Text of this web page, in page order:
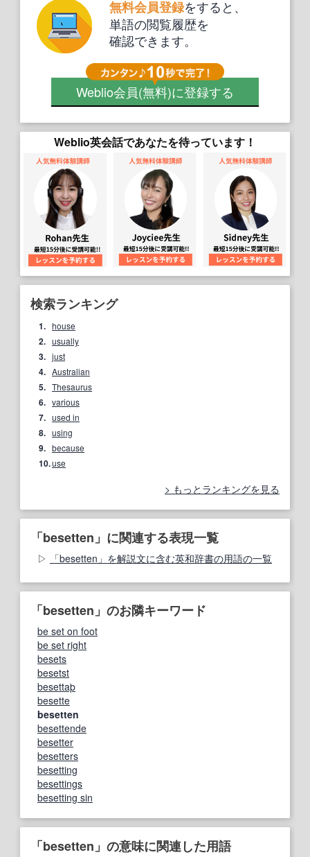
無料会員登録をすると、
単語の閲覧履歴を
確認できます。
Weblio会員(無料)に登録する
Weblio英会話であなたを待っています！
検索ランキング
1. house
2. usually
3. just
4. Australian
5. Thesaurus
6. various
7. used in
8. using
9. because
10.use
もっとランキングを見る
「besetten」に関連する表現一覧
「besetten」を解説文に含む英和辞書の用語の一覧
「besetten」のお隣キーワード
be set on foot
be set right
besets
besetst
besettaþ
besette
besetten
besettende
besetter
besetters
besetting
besettings
besetting sin
「besetten」の意味に関連した用語